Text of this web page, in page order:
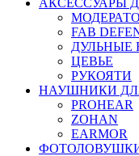
АКСЕССУАРЫ
FAB
ДУЛЬНЫЕ
ЦЕВЬЕ
РУКОЯТИ
НАУШНИКИ
PROHEAR
ZOHAN
EARMOR